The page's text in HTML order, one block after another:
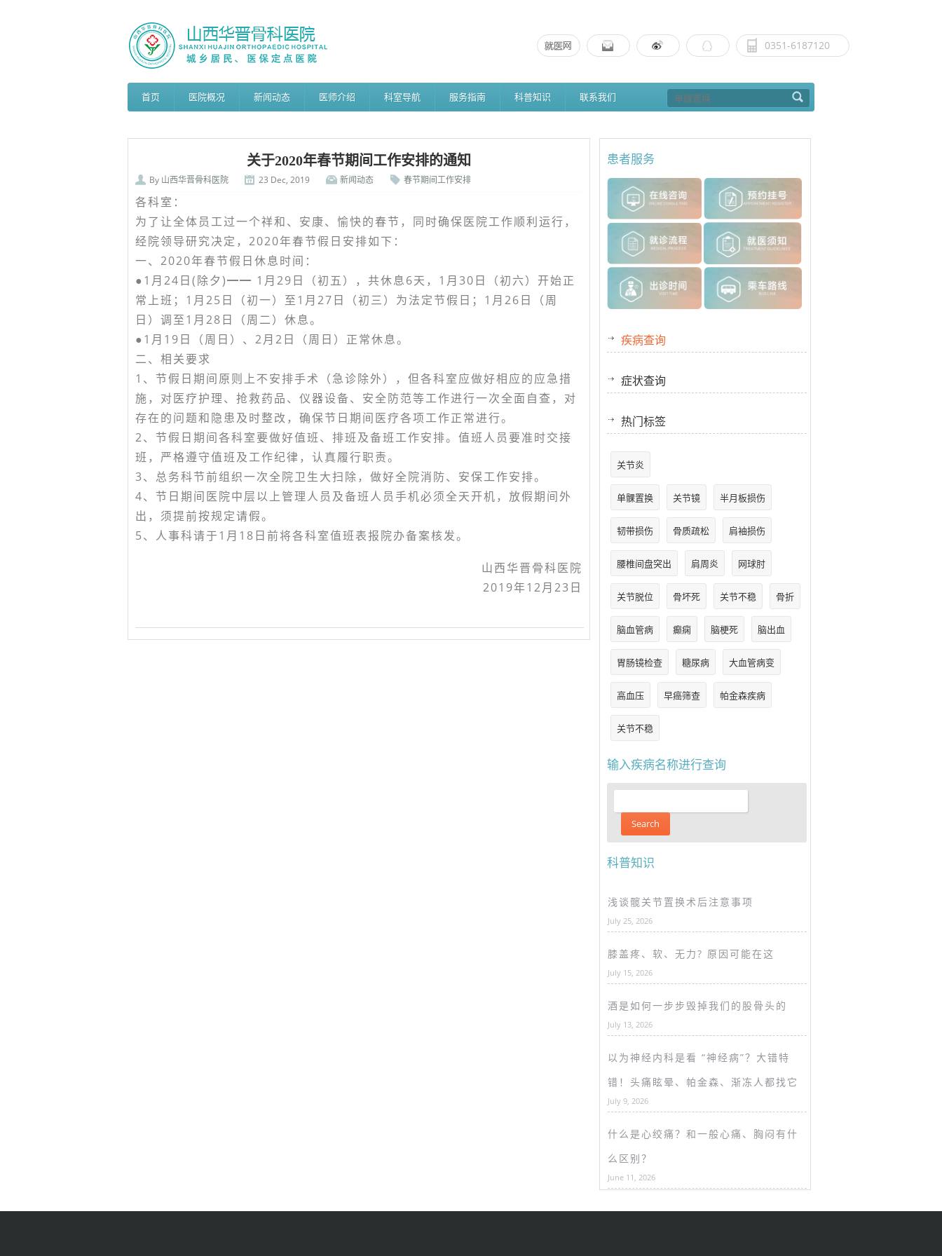
0351-6187120
首页 医院概况 新闻动态 医师介绍 科室导航 服务指南 科普知识 联系我们
关于2020年春节期间工作安排的通知
By 山西华晋骨科医院 23 Dec, 2019 新闻动态 春节期间工作安排
各科室：
为了让全体员工过一个祥和、安康、愉快的春节，同时确保医院工作顺利运行，
经院领导研究决定，2020年春节假日安排如下：
一、2020年春节假日休息时间：
●1月24日(除夕)━━ 1月29日（初五），共休息6天，1月30日（初六）开始正
常上班；1月25日（初一）至1月27日（初三）为法定节假日；1月26日（周
日）调至1月28日（周二）休息。
●1月19日（周日）、2月2日（周日）正常休息。
二、相关要求
1、节假日期间原则上不安排手术（急诊除外），但各科室应做好相应的应急措
施，对医疗护理、抢救药品、仪器设备、安全防范等工作进行一次全面自查，对
存在的问题和隐患及时整改，确保节日期间医疗各项工作正常进行。
2、节假日期间各科室要做好值班、排班及备班工作安排。值班人员要准时交接
班，严格遵守值班及工作纪律，认真履行职责。
3、总务科节前组织一次全院卫生大扫除，做好全院消防、安保工作安排。
4、节日期间医院中层以上管理人员及备班人员手机必须全天开机，放假期间外
出，须提前按规定请假。
5、人事科请于1月18日前将各科室值班表报院办备案核发。
山西华晋骨科医院
2019年12月23日
患者服务
疾病查询
症状查询
热门标签
关节炎
单髁置换 关节镜 半月板损伤
韧带损伤 骨质疏松 肩袖损伤
腰椎间盘突出 肩周炎 网球肘
关节脱位 骨坏死 关节不稳 骨折
脑血管病 癫痫 脑梗死 脑出血
胃肠镜检查 糖尿病 大血管病变
高血压 早癌筛查 帕金森疾病
关节不稳
输入疾病名称进行查询
科普知识
浅谈髋关节置换术后注意事项
July 25, 2026
膝盖疼、软、无力? 原因可能在这
July 15, 2026
酒是如何一步步毁掉我们的股骨头的
July 13, 2026
以为神经内科是看 “神经病”？大错特
错！头痛眩晕、帕金森、渐冻人都找它
July 9, 2026
什么是心绞痛？和一般心痛、胸闷有什
么区别？
June 11, 2026